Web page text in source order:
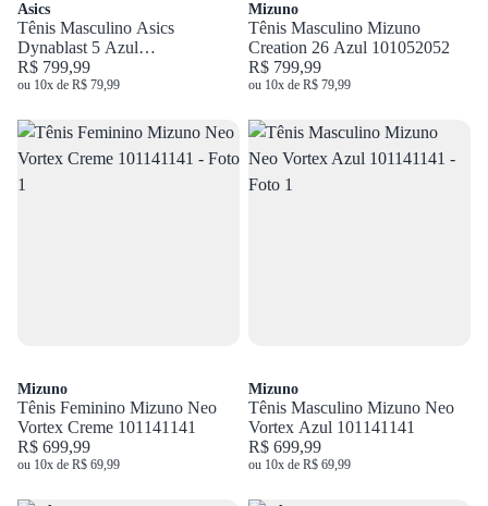
Asics
Tênis Masculino Asics
Dynablast 5 Azul
1011B983.405
R$ 799,99
ou 10x de R$ 79,99
Mizuno
Tênis Masculino Mizuno
Creation 26 Azul 101052052
R$ 799,99
ou 10x de R$ 79,99
Mizuno
Tênis Feminino Mizuno Neo
Vortex Creme 101141141
R$ 699,99
ou 10x de R$ 69,99
Mizuno
Tênis Masculino Mizuno Neo
Vortex Azul 101141141
R$ 699,99
ou 10x de R$ 69,99